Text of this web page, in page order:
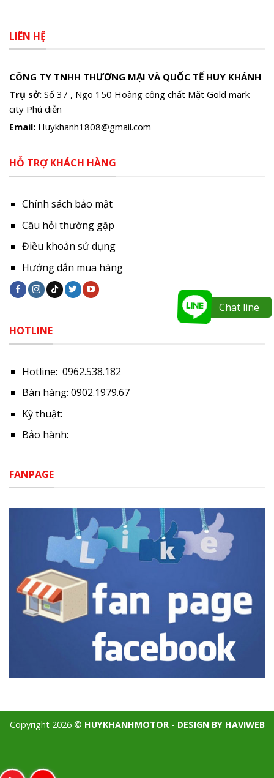
LIÊN HỆ
CÔNG TY TNHH THƯƠNG MẠI VÀ QUỐC TẾ HUY KHÁNH
Trụ sở: Số 37 , Ngõ 150 Hoàng công chất Mặt Gold mark
city Phú diễn
Email: Huykhanh1808@gmail.com
HỖ TRỢ KHÁCH HÀNG
Chính sách bảo mật
Câu hỏi thường gặp
Điều khoản sử dụng
Hướng dẫn mua hàng
HOTLINE
Hotline: 0962.538.182
Bán hàng: 0902.1979.67
Kỹ thuật:
Bảo hành:
FANPAGE
Copyright 2026 © HUYKHANHMOTOR - DESIGN BY HAVIWEB
Chat line